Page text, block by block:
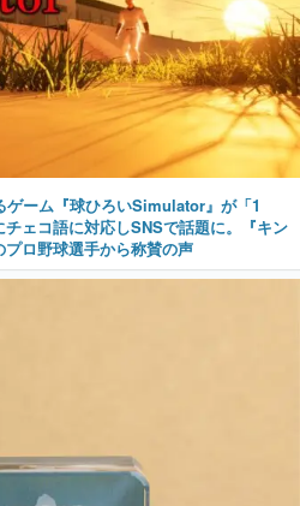
ゲーム『球ひろいSimulator』が「1
ェコ語に対応しSNSで話題に。『キン
ロ野球選手から称賛の声